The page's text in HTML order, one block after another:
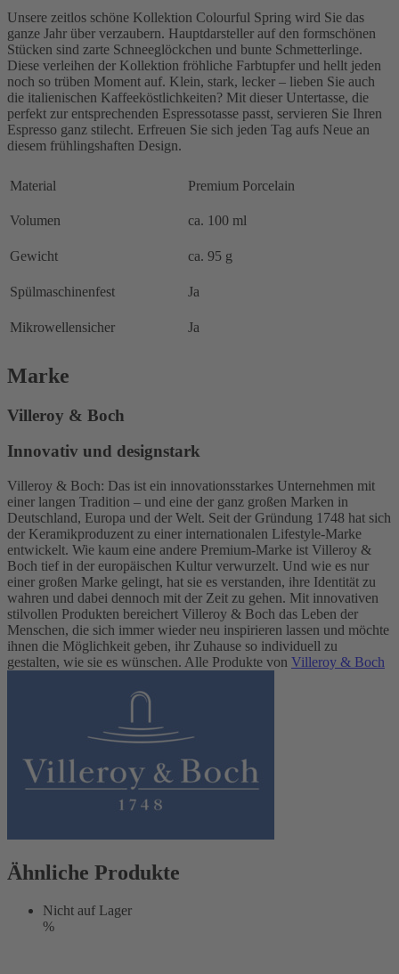
Unsere zeitlos schöne Kollektion Colourful Spring wird Sie das
ganze Jahr über verzaubern. Hauptdarsteller auf den formschönen
Stücken sind zarte Schneeglöckchen und bunte Schmetterlinge.
Diese verleihen der Kollektion fröhliche Farbtupfer und hellt jeden
noch so trüben Moment auf. Klein, stark, lecker – lieben Sie auch
die italienischen Kaffeeköstlichkeiten? Mit dieser Untertasse, die
perfekt zur entsprechenden Espressotasse passt, servieren Sie Ihren
Espresso ganz stilecht. Erfreuen Sie sich jeden Tag aufs Neue an
diesem frühlingshaften Design.
Material Premium Porcelain
Volumen ca. 100 ml
Gewicht ca. 95 g
Spülmaschinenfest Ja
Mikrowellensicher Ja
Marke
Villeroy & Boch
Innovativ und designstark
Villeroy & Boch: Das ist ein innovationsstarkes Unternehmen mit
einer langen Tradition – und eine der ganz großen Marken in
Deutschland, Europa und der Welt. Seit der Gründung 1748 hat sich
der Keramikproduzent zu einer internationalen Lifestyle-Marke
entwickelt. Wie kaum eine andere Premium-Marke ist Villeroy &
Boch tief in der europäischen Kultur verwurzelt. Und wie es nur
einer großen Marke gelingt, hat sie es verstanden, ihre Identität zu
wahren und dabei dennoch mit der Zeit zu gehen. Mit innovativen
stilvollen Produkten bereichert Villeroy & Boch das Leben der
Menschen, die sich immer wieder neu inspirieren lassen und möchte
ihnen die Möglichkeit geben, ihr Zuhause so individuell zu
gestalten, wie sie es wünschen. Alle Produkte von Villeroy & Boch
Ähnliche Produkte
Nicht auf Lager
%